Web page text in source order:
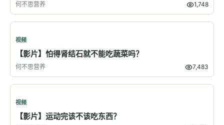
何不思营养 1,748
视频
【影片】怕得肾结石就不能吃蔬菜吗？
何不思营养 7,483
视频
【影片】运动完该不该吃东西？